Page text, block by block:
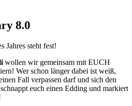
8.0
Jahres steht fest!
wollen wir gemeinsam mit EUCH
Wer schon länger dabei ist weiß,
Fall verpassen darf und sich den
euch einen Edding und markiert